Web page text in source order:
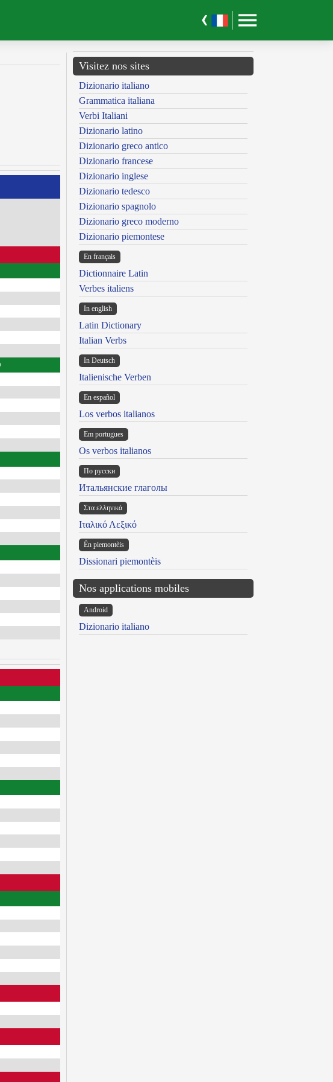
Visitez nos sites
Dizionario italiano
Grammatica italiana
Verbi Italiani
Dizionario latino
Dizionario greco antico
Dizionario francese
Dizionario inglese
Dizionario tedesco
Dizionario spagnolo
Dizionario greco moderno
Dizionario piemontese
En français
Dictionnaire Latin
Verbes italiens
In english
Latin Dictionary
Italian Verbs
In Deutsch
Italienische Verben
En español
Los verbos italianos
Em portugues
Os verbos italianos
По русски
Итальянские глаголы
Στα ελληνικά
Ιταλικό Λεξικό
Ën piemontèis
Dissionari piemontèis
Nos applications mobiles
Android
Dizionario italiano